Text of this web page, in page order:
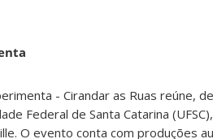
- Cirandar as Ruas reúne,
Federal de Santa Catarina
O evento conta com produções